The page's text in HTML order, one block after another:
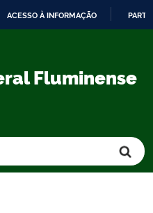
ACESSO À INFORMAÇÃO
Fluminense